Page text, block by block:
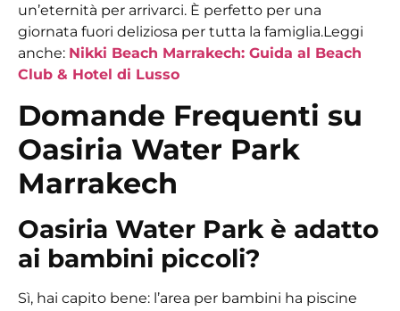
un’eternità per arrivarci. È perfetto per una
giornata fuori deliziosa per tutta la famiglia.Leggi
anche: Nikki Beach Marrakech: Guida al Beach
Club & Hotel di Lusso
Domande Frequenti su
Oasiria Water Park
Marrakech
Oasiria Water Park è adatto
ai bambini piccoli?
Sì, hai capito bene: l’area per bambini ha piscine